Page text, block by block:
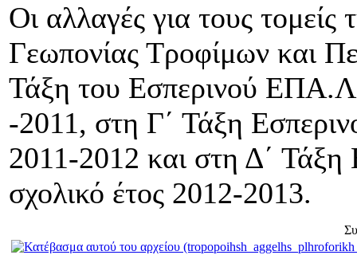
Οι αλλαγές για τους
Γεωπονίας Τροφίμων και
Τάξη του Εσπερινού
-2011, στη Γ΄ Τάξη
2011-2012 και στη Δ΄
σχολικό έτος 2012-2013.